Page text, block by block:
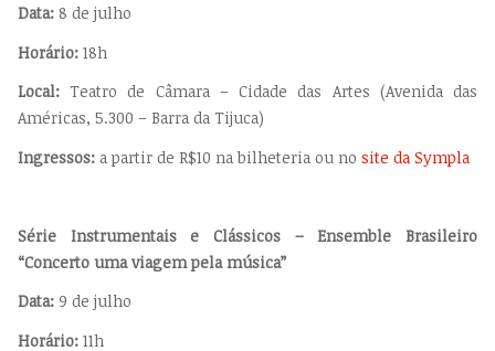
Data: 8 de julho
Horário: 18h
Local: Teatro de Câmara – Cidade das Artes (Avenida das
Américas, 5.300 – Barra da Tijuca)
Ingressos: a partir de R$10 na bilheteria ou no site da Sympla
Série Instrumentais e Clássicos – Ensemble Brasileiro
“Concerto uma viagem pela música”
Data: 9 de julho
Horário: 11h